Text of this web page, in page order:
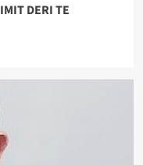
DERI TE